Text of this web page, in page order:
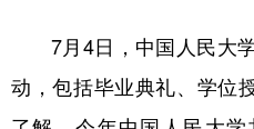
7月4日，中国人民大学
动，包括毕业典礼、学位